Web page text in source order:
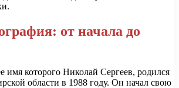
от начала до
имя которого Николай Сергеев, родился
области в 1988 году. Он начал свою